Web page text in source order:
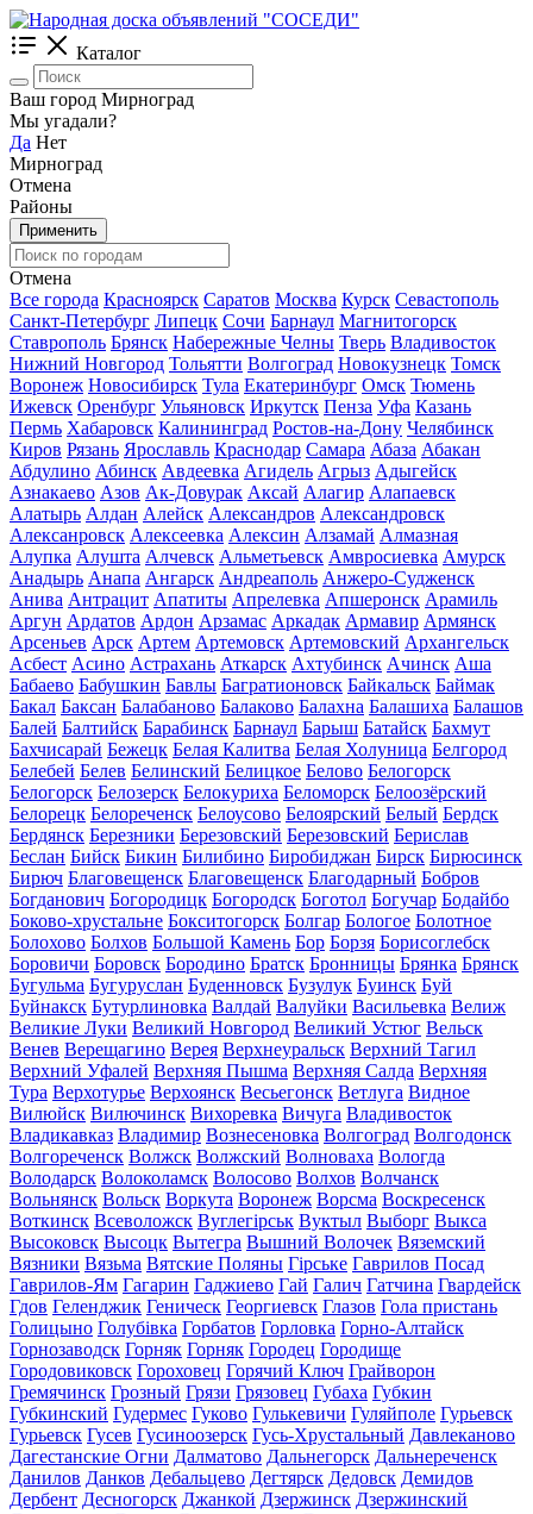
Каталог
Ваш город Мирноград
Мы угадали?
Да Нет
Мирноград
Отмена
Районы
Применить
Отмена
Все города Красноярск Саратов Москва Курск Севастополь
Санкт-Петербург Липецк Сочи Барнаул Магнитогорск
Ставрополь Брянск Набережные Челны Тверь Владивосток
Нижний Новгород Тольятти Волгоград Новокузнецк Томск
Воронеж Новосибирск Тула Екатеринбург Омск Тюмень
Ижевск Оренбург Ульяновск Иркутск Пенза Уфа Казань
Пермь Хабаровск Калининград Ростов-на-Дону Челябинск
Киров Рязань Ярославль Краснодар Самара Абаза Абакан
Абдулино Абинск Авдеевка Агидель Агрыз Адыгейск
Азнакаево Азов Ак-Довурак Аксай Алагир Алапаевск
Алатырь Алдан Алейск Александров Александровск
Алексанровск Алексеевка Алексин Алзамай Алмазная
Алупка Алушта Алчевск Альметьевск Амвросиевка Амурск
Анадырь Анапа Ангарск Андреаполь Анжеро-Судженск
Анива Антрацит Апатиты Апрелевка Апшеронск Арамиль
Аргун Ардатов Ардон Арзамас Аркадак Армавир Армянск
Арсеньев Арск Артем Артемовск Артемовский Архангельск
Асбест Асино Астрахань Аткарск Ахтубинск Ачинск Аша
Бабаево Бабушкин Бавлы Багратионовск Байкальск Баймак
Бакал Баксан Балабаново Балаково Балахна Балашиха Балашов
Балей Балтийск Барабинск Барнаул Барыш Батайск Бахмут
Бахчисарай Бежецк Белая Калитва Белая Холуница Белгород
Белебей Белев Белинский Белицкое Белово Белогорск
Белогорск Белозерск Белокуриха Беломорск Белоозёрский
Белорецк Белореченск Белоусово Белоярский Белый Бердск
Бердянск Березники Березовский Березовский Берислав
Беслан Бийск Бикин Билибино Биробиджан Бирск Бирюсинск
Бирюч Благовещенск Благовещенск Благодарный Бобров
Богданович Богородицк Богородск Боготол Богучар Бодайбо
Боково-хрустальне Бокситогорск Болгар Бологое Болотное
Болохово Болхов Большой Камень Бор Борзя Борисоглебск
Боровичи Боровск Бородино Братск Бронницы Брянка Брянск
Бугульма Бугуруслан Буденновск Бузулук Буинск Буй
Буйнакск Бутурлиновка Валдай Валуйки Васильевка Велиж
Великие Луки Великий Новгород Великий Устюг Вельск
Венев Верещагино Верея Верхнеуральск Верхний Тагил
Верхний Уфалей Верхняя Пышма Верхняя Салда Верхняя
Тура Верхотурье Верхоянск Весьегонск Ветлуга Видное
Вилюйск Вилючинск Вихоревка Вичуга Владивосток
Владикавказ Владимир Вознесеновка Волгоград Волгодонск
Волгореченск Волжск Волжский Волноваха Вологда
Володарск Волоколамск Волосово Волхов Волчанск
Вольнянск Вольск Воркута Воронеж Ворсма Воскресенск
Воткинск Всеволожск Вуглегірськ Вуктыл Выборг Выкса
Высоковск Высоцк Вытегра Вышний Волочек Вяземский
Вязники Вязьма Вятские Поляны Гірське Гаврилов Посад
Гаврилов-Ям Гагарин Гаджиево Гай Галич Гатчина Гвардейск
Гдов Геленджик Геническ Георгиевск Глазов Гола пристань
Голицыно Голубівка Горбатов Горловка Горно-Алтайск
Горнозаводск Горняк Горняк Городец Городище
Городовиковск Гороховец Горячий Ключ Грайворон
Гремячинск Грозный Грязи Грязовец Губаха Губкин
Губкинский Гудермес Гуково Гулькевичи Гуляйполе Гурьевск
Гурьевск Гусев Гусиноозерск Гусь-Хрустальный Давлеканово
Дагестанские Огни Далматово Дальнегорск Дальнереченск
Данилов Данков Дебальцево Дегтярск Дедовск Демидов
Дербент Десногорск Джанкой Дзержинск Дзержинский